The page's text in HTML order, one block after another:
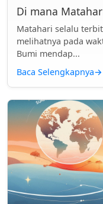
Di mana
Matahari selalu
melihatnya pada
Bumi mendap...
Baca Selengkapnya→